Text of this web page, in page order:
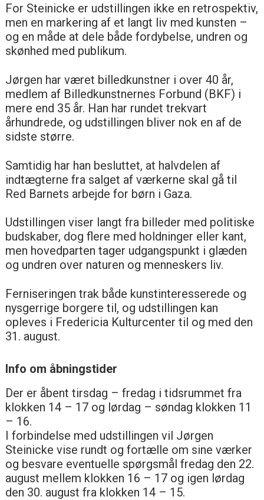
For Steinicke er udstillingen ikke en retrospektiv,
men en markering af et langt liv med kunsten –
og en måde at dele både fordybelse, undren og
skønhed med publikum.
Jørgen har været billedkunstner i over 40 år,
medlem af Billedkunstnernes Forbund (BKF) i
mere end 35 år. Han har rundet trekvart
århundrede, og udstillingen bliver nok en af de
sidste større.
Samtidig har han besluttet, at halvdelen af
indtægterne fra salget af værkerne skal gå til
Red Barnets arbejde for børn i Gaza.
Udstillingen viser langt fra billeder med politiske
budskaber, dog flere med holdninger eller kant,
men hovedparten tager udgangspunkt i glæden
og undren over naturen og menneskers liv.
Ferniseringen trak både kunstinteresserede og
nysgerrige borgere til, og udstillingen kan
opleves i Fredericia Kulturcenter til og med den
31. august.
Info om åbningstider
Der er åbent tirsdag – fredag i tidsrummet fra
klokken 14 – 17 og lørdag – søndag klokken 11
– 16.
I forbindelse med udstillingen vil Jørgen
Steinicke vise rundt og fortælle om sine værker
og besvare eventuelle spørgsmål fredag den 22.
august mellem klokken 16 – 17 og igen lørdag
den 30. august fra klokken 14 – 15.